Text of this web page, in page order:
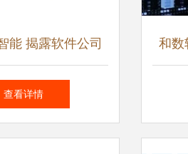
能 揭露软件公司
六年并融资七亿的
查看详情
和数
融合